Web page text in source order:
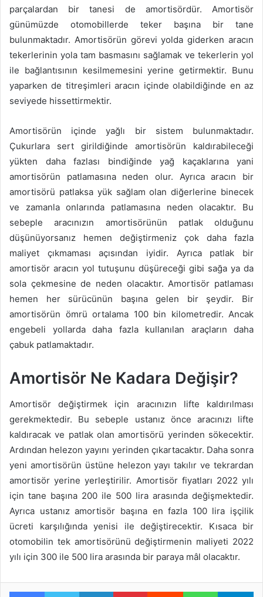
parçalardan bir tanesi de amortisördür. Amortisör
günümüzde otomobillerde teker başına bir tane
bulunmaktadır. Amortisörün görevi yolda giderken aracın
tekerlerinin yola tam basmasını sağlamak ve tekerlerin yol
ile bağlantısının kesilmemesini yerine getirmektir. Bunu
yaparken de titreşimleri aracın içinde olabildiğinde en az
seviyede hissettirmektir.
Amortisörün içinde yağlı bir sistem bulunmaktadır.
Çukurlara sert girildiğinde amortisörün kaldırabileceği
yükten daha fazlası bindiğinde yağ kaçaklarına yani
amortisörün patlamasına neden olur. Ayrıca aracın bir
amortisörü patlaksa yük sağlam olan diğerlerine binecek
ve zamanla onlarında patlamasına neden olacaktır. Bu
sebeple aracınızın amortisörünün patlak olduğunu
düşünüyorsanız hemen değiştirmeniz çok daha fazla
maliyet çıkmaması açısından iyidir. Ayrıca patlak bir
amortisör aracın yol tutuşunu düşüreceği gibi sağa ya da
sola çekmesine de neden olacaktır. Amortisör patlaması
hemen her sürücünün başına gelen bir şeydir. Bir
amortisörün ömrü ortalama 100 bin kilometredir. Ancak
engebeli yollarda daha fazla kullanılan araçların daha
çabuk patlamaktadır.
Amortisör Ne Kadara Değişir?
Amortisör değiştirmek için aracınızın lifte kaldırılması
gerekmektedir. Bu sebeple ustanız önce aracınızı lifte
kaldıracak ve patlak olan amortisörü yerinden sökecektir.
Ardından helezon yayını yerinden çıkartacaktır. Daha sonra
yeni amortisörün üstüne helezon yayı takılır ve tekrardan
amortisör yerine yerleştirilir. Amortisör fiyatları 2022 yılı
için tane başına 200 ile 500 lira arasında değişmektedir.
Ayrıca ustanız amortisör başına en fazla 100 lira işçilik
ücreti karşılığında yenisi ile değiştirecektir. Kısaca bir
otomobilin tek amortisörünü değiştirmenin maliyeti 2022
yılı için 300 ile 500 lira arasında bir paraya mâl olacaktır.
FacebookTwitter LinkedIn Pinterest Reddit WhatsApp